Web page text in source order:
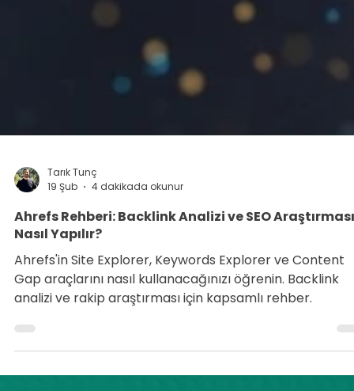
Tarık Tunç
19 Şub
4 dakikada okunur
Ahrefs Rehberi: Backlink Analizi ve SEO Araştırması
Nasıl Yapılır?
Ahrefs'in Site Explorer, Keywords Explorer ve Content